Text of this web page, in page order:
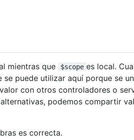
mientras que $scope es local.
se puede utilizar aquí porque se
con otros controladores o
podemos compartir
es correcta.